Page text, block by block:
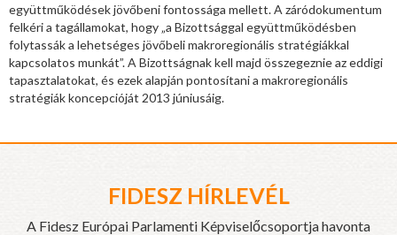
együttműködések jövőbeni fontossága mellett. A záródokumentum
felkéri a tagállamokat, hogy „a Bizottsággal együttműködésben
folytassák a lehetséges jövőbeli makroregionális stratégiákkal
kapcsolatos munkát”. A Bizottságnak kell majd összegeznie az eddigi
tapasztalatokat, és ezek alapján pontosítani a makroregionális
stratégiák koncepcióját 2013 júniusáig.
FIDESZ HÍRLEVÉL
A Fidesz Európai Parlamenti Képviselőcsoportja havonta